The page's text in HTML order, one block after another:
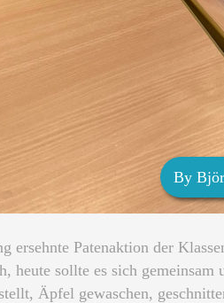
By
ersehnte Patenaktion der
heute sollte es sich
Äpfel gewaschen,